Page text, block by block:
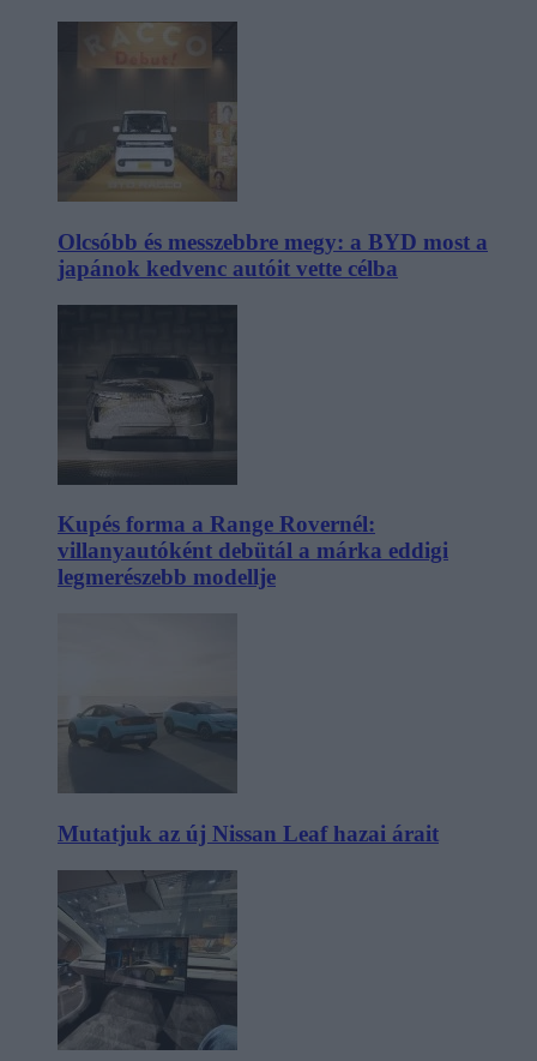
Olcsóbb és messzebbre megy: a BYD most a
japánok kedvenc autóit vette célba
Kupés forma a Range Rovernél:
villanyautóként debütál a márka eddigi
legmerészebb modellje
Mutatjuk az új Nissan Leaf hazai árait